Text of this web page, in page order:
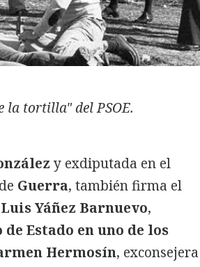
la tortilla" del PSOE.
y exdiputada en el
Guerra, también firma el
Luis Yáñez Barnuevo,
Estado en uno de los
Hermosín, exconsejera